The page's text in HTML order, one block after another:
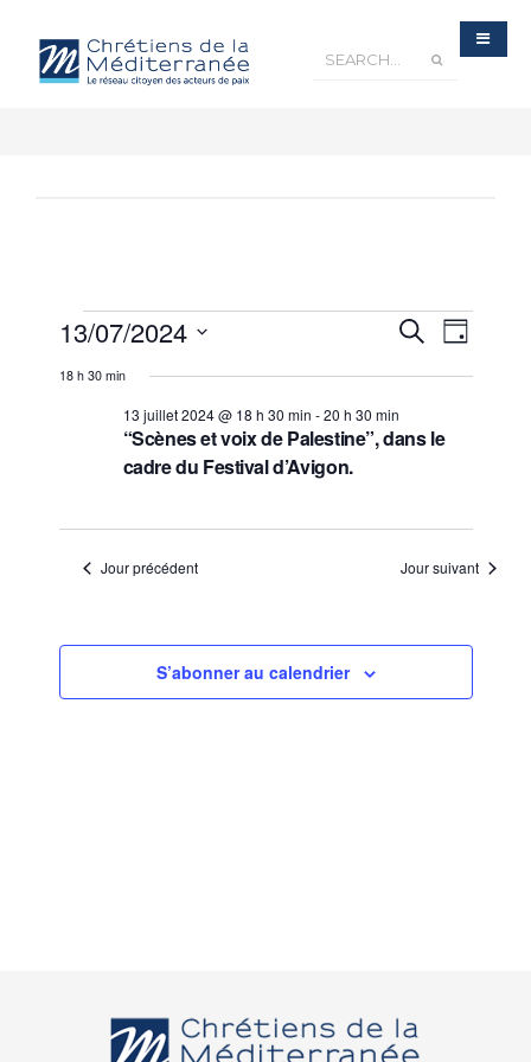
Recherche
et
navigation
Évènements
Recherche
de
vues
Jour
13/07/2024
une
18 h 30 min
“Scènes et voix de Palestine”, dans le
cadre du Festival d’Avigon.
13 juillet 2024 @ 18 h 30 min -20 h 30 min
Jour précédent Jour suivant
S’abonner au calendrier